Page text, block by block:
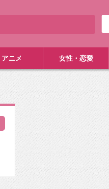
アニメ 女性・恋愛